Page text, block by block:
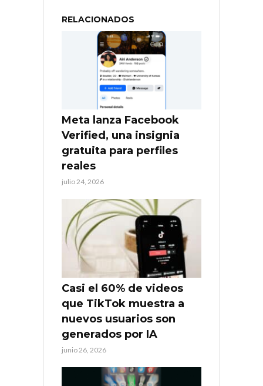
RELACIONADOS
Meta lanza Facebook
Verified, una insignia
gratuita para perfiles
reales
julio 24, 2026
Casi el 60% de videos
que TikTok muestra a
nuevos usuarios son
generados por IA
junio 26, 2026